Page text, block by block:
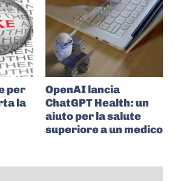
per
la
OpenAI lancia
ChatGPT Health: un
aiuto per la salute
superiore a un medico